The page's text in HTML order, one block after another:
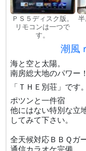
ＰＳ５ディスク版。
リモコンは一つで
す。
潮風
海と空と太陽。
南房総大地のパワー！
「ＴＨＥ別荘」​です。
ポツンと一件宿
他にはない特別な立
してみて下さい。
全天候対応ＢＢＱガ